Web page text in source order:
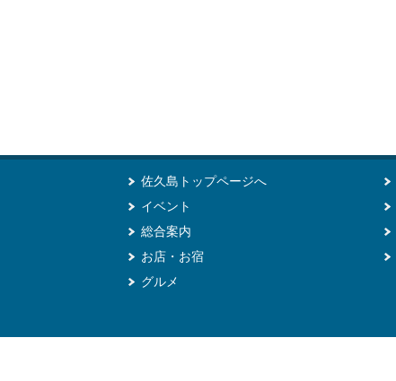
佐久島トップページへ
イベント
総合案内
お店・お宿
グルメ